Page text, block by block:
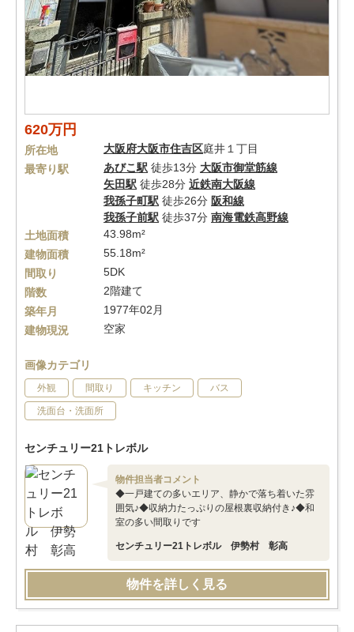
620万円
所在地 大阪府大阪市住吉区庭井１丁目
最寄り駅
あびこ駅 徒歩13分 大阪市御堂筋線
矢田駅 徒歩28分 近鉄南大阪線
我孫子町駅 徒歩26分 阪和線
我孫子前駅 徒歩37分 南海電鉄高野線
土地面積
43.98m²
建物面積
55.18m²
間取り
5DK
階数
2階建て
築年月
1977年02月
建物現況
空家
画像カテゴリ
外観 間取り キッチン バス
洗面台・洗面所
センチュリー21トレボル
物件担当者コメント
◆一戸建ての多いエリア、静かで落ち着いた雰
囲気♪◆収納力たっぷりの屋根裏収納付き♪◆和
室の多い間取りです
センチュリー21トレボル 伊勢村 彰高
物件を詳しく見る